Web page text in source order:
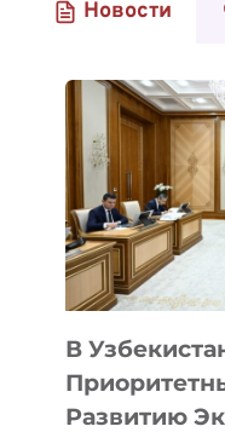
Новости
В
Развитию